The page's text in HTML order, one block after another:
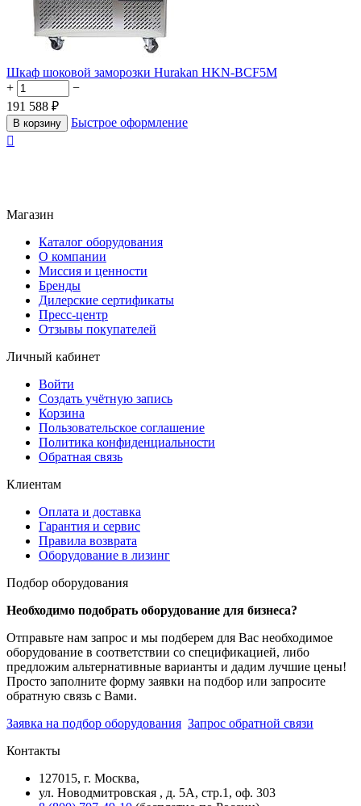
Шкаф шоковой заморозки Hurakan HKN-BCF5M
+
−
191 588 ₽
В корзину
Быстрое оформление

Магазин
Каталог оборудования
О компании
Миссия и ценности
Бренды
Дилерские сертификаты
Пресс-центр
Отзывы покупателей
Личный кабинет
Войти
Создать учётную запись
Корзина
Пользовательское соглашение
Политика конфиденциальности
Обратная связь
Клиентам
Оплата и доставка
Гарантия и сервис
Правила возврата
Оборудование в лизинг
Подбор оборудования
Необходимо подобрать оборудование для бизнеса?
Отправьте нам запрос и мы подберем для Вас необходимое
оборудование в соответствии со спецификацией, либо
предложим альтернативные варианты и дадим лучшие цены!
Просто заполните форму заявки на подбор или запросите
обратную связь с Вами.
Заявка на подбор оборудования Запрос обратной связи
Контакты
127015, г. Москва,
ул. Новодмитровская , д. 5А, стр.1, оф. 303